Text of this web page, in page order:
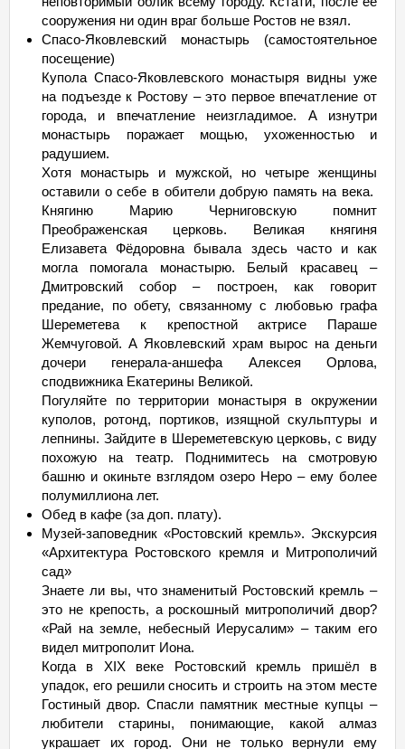
сооружения ни один враг больше Ростов не взял.
Спасо-Яковлевский монастырь (самостоятельное
посещение)
Купола Спасо-Яковлевского монастыря видны уже
на подъезде к Ростову – это первое впечатление от
города, и впечатление неизгладимое. А изнутри
монастырь поражает мощью, ухоженностью и
радушием.
Хотя монастырь и мужской, но четыре женщины
оставили о себе в обители добрую память на века.
Княгиню Марию Черниговскую помнит
Преображенская церковь. Великая княгиня
Елизавета Фёдоровна бывала здесь часто и как
могла помогала монастырю. Белый красавец –
Дмитровский собор – построен, как говорит
предание, по обету, связанному с любовью графа
Шереметева к крепостной актрисе Параше
Жемчуговой. А Яковлевский храм вырос на деньги
дочери генерала-аншефа Алексея Орлова,
сподвижника Екатерины Великой.
Погуляйте по территории монастыря в окружении
куполов, ротонд, портиков, изящной скульптуры и
лепнины. Зайдите в Шереметевскую церковь, с виду
похожую на театр. Поднимитесь на смотровую
башню и окиньте взглядом озеро Неро – ему более
полумиллиона лет.
Обед в кафе (за доп. плату).
Музей-заповедник «Ростовский кремль». Экскурсия
«Архитектура Ростовского кремля и Митрополичий
сад»
Знаете ли вы, что знаменитый Ростовский кремль –
это не крепость, а роскошный митрополичий двор?
«Рай на земле, небесный Иерусалим» – таким его
видел митрополит Иона.
Когда в XIX веке Ростовский кремль пришёл в
упадок, его решили сносить и строить на этом месте
Гостиный двор. Спасли памятник местные купцы –
любители старины, понимающие, какой алмаз
украшает их город. Они не только вернули ему